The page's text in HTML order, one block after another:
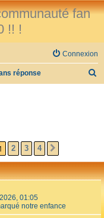
fan
!! !
Connexion
réponse
h
r
AVANCÉE
2 3 4
01:05
notre enfance